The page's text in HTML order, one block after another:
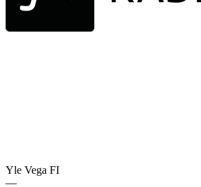
Yle Vega FI
—